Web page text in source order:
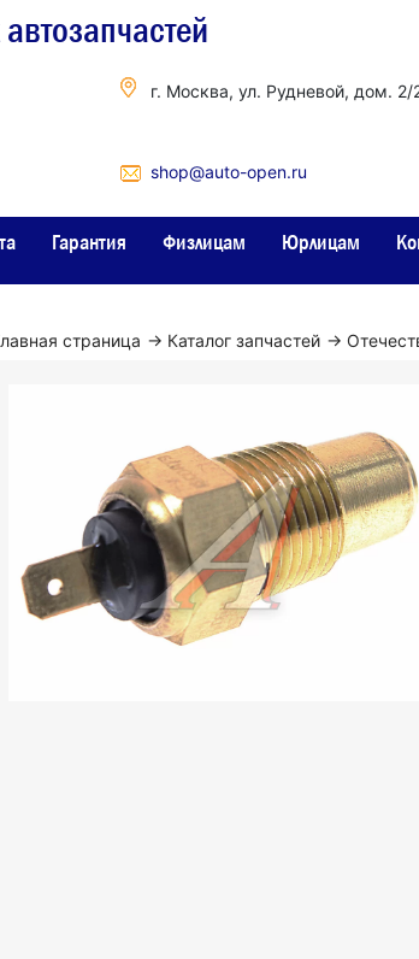
г. Москва, ул. Рудневой, дом. 2/
shop@auto-open.ru
Гарантия Физлицам Юрлицам
страница → Каталог запчастей →